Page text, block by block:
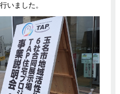
いました。